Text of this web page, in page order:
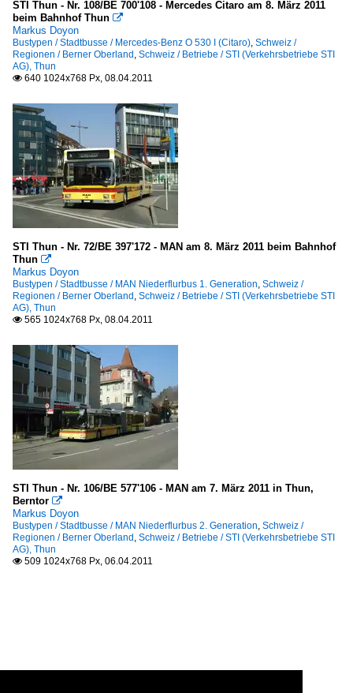
STI Thun - Nr. 108/BE 700'108 - Mercedes Citaro am 8. März 2011
beim Bahnhof Thun 
Markus Doyon
Bustypen / Stadtbusse / Mercedes-Benz O 530 I (Citaro), Schweiz /
Regionen / Berner Oberland , Schweiz / Betriebe / STI (Verkehrsbetriebe STI
AG), Thun
 640 1024x768 Px, 08.04.2011
STI Thun - Nr. 72/BE 397'172 - MAN am 8. März 2011 beim Bahnhof
Thun 
Markus Doyon
Bustypen / Stadtbusse / MAN Niederflurbus 1. Generation, Schweiz /
Regionen / Berner Oberland , Schweiz / Betriebe / STI (Verkehrsbetriebe STI
AG), Thun
 565 1024x768 Px, 08.04.2011
STI Thun - Nr. 106/BE 577'106 - MAN am 7. März 2011 in Thun,
Berntor 
Markus Doyon
Bustypen / Stadtbusse / MAN Niederflurbus 2. Generation, Schweiz /
Regionen / Berner Oberland , Schweiz / Betriebe / STI (Verkehrsbetriebe STI
AG), Thun
 509 1024x768 Px, 06.04.2011